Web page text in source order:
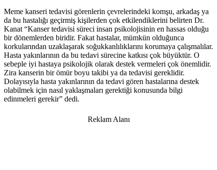
Meme kanseri tedavisi görenlerin çevrelerindeki komşu, arkadaş ya
da bu hastalığı geçirmiş kişilerden çok etkilendiklerini belirten Dr.
Kanat “Kanser tedavisi süreci insan psikolojisinin en hassas olduğu
bir dönemlerden biridir. Fakat hastalar, mümkün olduğunca
korkularından uzaklaşarak soğukkanlılıklarını korumaya çalışmalılar.
Hasta yakınlarının da bu tedavi sürecine katkısı çok büyüktür. O
sebeple iyi hastaya psikolojik olarak destek vermeleri çok önemlidir.
Zira kanserin bir ömür boyu takibi ya da tedavisi gereklidir.
Dolayısıyla hasta yakınlarının da tedavi gören hastalarına destek
olabilmek için nasıl yaklaşmaları gerektiği konusunda bilgi
edinmeleri gerekir” dedi.
Reklam Alanı